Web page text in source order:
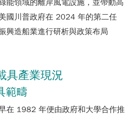
能領域的離岸風電設施，並帶動高
國川普政府在 2024 年的第二任
興造船業進行研析與政策布局
具產業現況
範疇
在 1982 年便由政府和大學合作推